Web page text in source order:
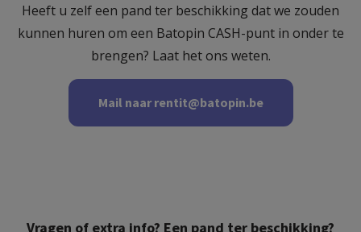
Heeft u zelf een pand ter beschikking dat we zouden
kunnen huren om een Batopin CASH-punt in onder te
brengen? Laat het ons weten.
Mail naar rentit@batopin.be
Vragen of extra info? Een pand ter beschikking?